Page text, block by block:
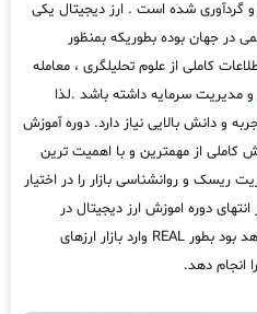
گردآوری شده است . ارز دیجیتال یکی
در جهان بوده بطوریکه بمنظور
کاملی از علوم تحلیلگری ، معامله
و مدیریت سرمایه داشته باشد .لذا
و دانش بالایی نیاز دارد. دوره آموزش
کاملی از مهمترین و با اهمیت ترین
ریسک و روانشناسی بازار را در اختیار
دوره اموزش ارز دیجیتال در
عربستان سعودی دانشپذیر قادر خواهد بود بطور REAL وارد بازار ارزهای
انجام دهد.